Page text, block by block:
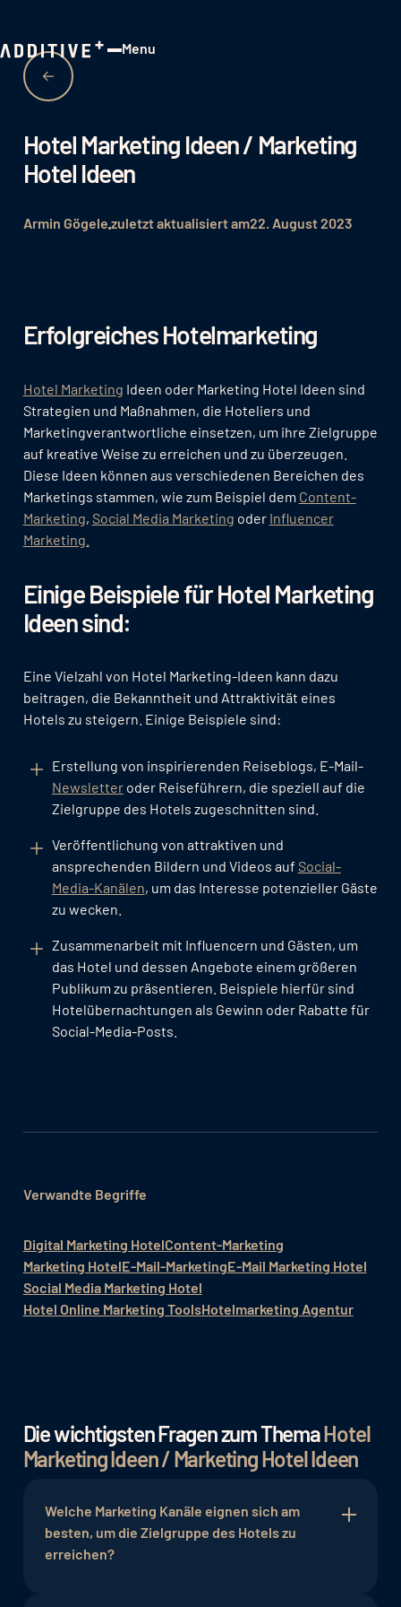
Menu
Hotel Marketing Ideen / Marketing
Hotel Ideen
Armin Gögelezuletzt aktualisiert am22. August 2023
Erfolgreiches Hotelmarketing
Hotel Marketing Ideen oder Marketing Hotel Ideen sind
Strategien und Maßnahmen, die Hoteliers und
Marketingverantwortliche einsetzen, um ihre Zielgruppe
auf kreative Weise zu erreichen und zu überzeugen.
Diese Ideen können aus verschiedenen Bereichen des
Marketings stammen, wie zum Beispiel dem Content-
Marketing, Social Media Marketing oder Influencer
Marketing.
Einige Beispiele für Hotel Marketing
Ideen sind:
Eine Vielzahl von Hotel Marketing-Ideen kann dazu
beitragen, die Bekanntheit und Attraktivität eines
Hotels zu steigern. Einige Beispiele sind:
Erstellung von inspirierenden Reiseblogs, E-Mail-
Newsletteroder Reiseführern, die speziell auf die
Zielgruppe des Hotels zugeschnitten sind.
Veröffentlichung von attraktiven und
ansprechenden Bildern und Videos auf Social-
Media-Kanälen, um das Interesse potenzieller Gäste
zu wecken.
Zusammenarbeit mit Influencern und Gästen, um
das Hotel und dessen Angebote einem größeren
Publikum zu präsentieren. Beispiele hierfür sind
Hotelübernachtungen als Gewinn oder Rabatte für
Social-Media-Posts.
Verwandte Begriffe
Digital Marketing HotelContent-Marketing
Marketing HotelE-Mail-MarketingE-Mail Marketing Hotel
Social Media Marketing Hotel
Hotel Online Marketing ToolsHotelmarketing Agentur
Die wichtigsten Fragen zum ThemaHotel
Marketing Ideen / Marketing Hotel Ideen
Welche Marketing Kanäle eignen sich am
besten, um die Zielgruppe des Hotels zu
erreichen?